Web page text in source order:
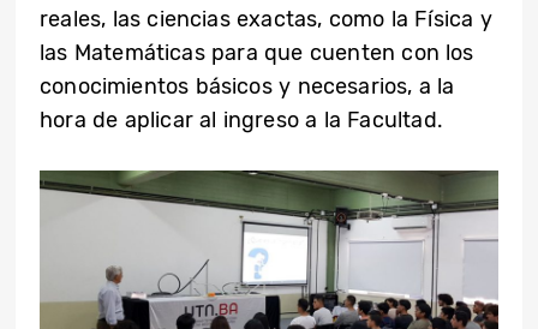
reales, las ciencias exactas, como la Física y
las Matemáticas para que cuenten con los
conocimientos básicos y necesarios, a la
hora de aplicar al ingreso a la Facultad.